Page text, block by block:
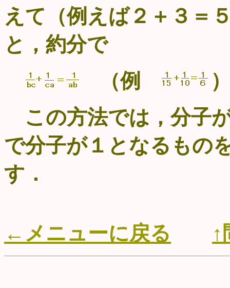
えて（例えば２＋３＝
と，約分で
（例
この方法では，分子
で分子が１となるもの
す．
←メニューに戻る